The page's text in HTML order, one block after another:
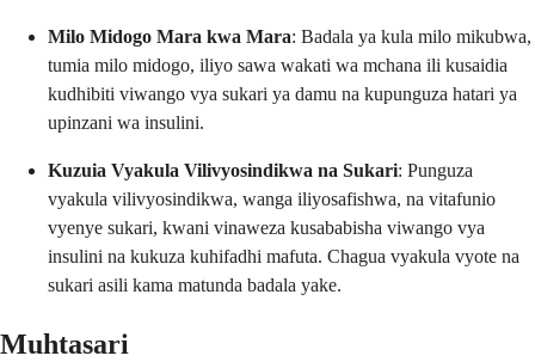
Milo Midogo Mara kwa Mara: Badala ya kula milo mikubwa,
tumia milo midogo, iliyo sawa wakati wa mchana ili kusaidia
kudhibiti viwango vya sukari ya damu na kupunguza hatari ya
upinzani wa insulini.
Kuzuia Vyakula Vilivyosindikwa na Sukari: Punguza
vyakula vilivyosindikwa, wanga iliyosafishwa, na vitafunio
vyenye sukari, kwani vinaweza kusababisha viwango vya
insulini na kukuza kuhifadhi mafuta. Chagua vyakula vyote na
sukari asili kama matunda badala yake.
Muhtasari